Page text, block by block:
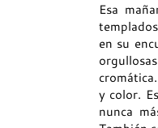
Esa
en su
y color.
nunca